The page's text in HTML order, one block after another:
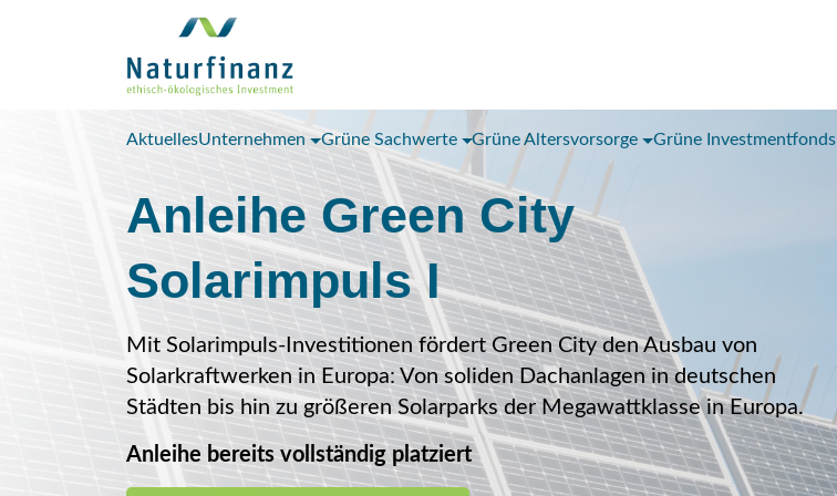
AktuellesUnternehmen Grüne Sachwerte Grüne Altersvorsorge Grüne Investmentfonds
Anleihe Green City
Solarimpuls I
Mit Solarimpuls-Investitionen fördert Green City den Ausbau von
Solarkraftwerken in Europa: Von soliden Dachanlagen in deutschen
Städten bis hin zu größeren Solarparks der Megawattklasse in Europa.
Anleihe bereits vollständig platziert